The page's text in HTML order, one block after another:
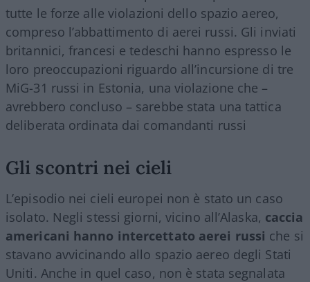
tutte le forze alle violazioni dello spazio aereo,
compreso l’abbattimento di aerei russi. Gli inviati
britannici, francesi e tedeschi hanno espresso le
loro preoccupazioni riguardo all’incursione di tre
MiG-31 russi in Estonia, una violazione che –
avrebbero concluso – sarebbe stata una tattica
deliberata ordinata dai comandanti russi
Gli scontri nei cieli
L’episodio nei cieli europei non è stato un caso
isolato. Negli stessi giorni, vicino all’Alaska, caccia
americani hanno intercettato aerei russi che si
stavano avvicinando allo spazio aereo degli Stati
Uniti. Anche in quel caso, non è stata segnalata